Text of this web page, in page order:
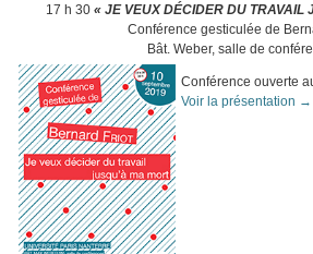
17 h 30 « JE VEUX DÉCIDER DU TRAVAIL
Conférence gesticulée de
Bât. Weber, salle de
Conférence ouverte
Voir la présentation →